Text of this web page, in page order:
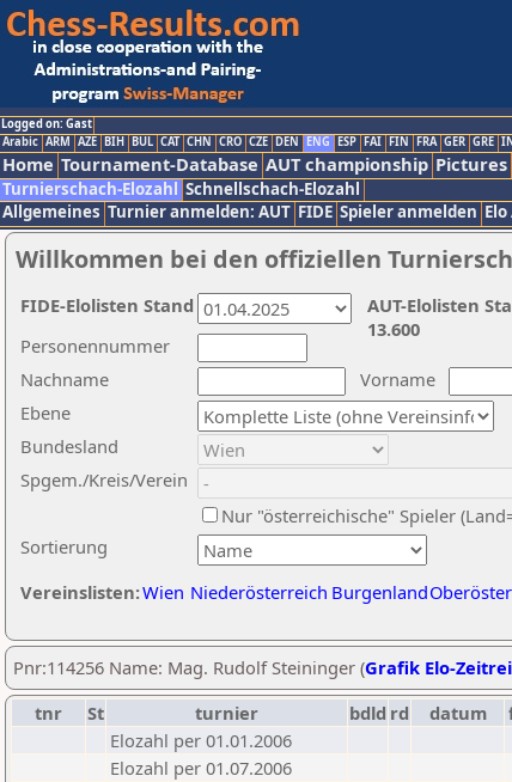
Logged on: Gast
Arabic ARM AZE BIH BUL CAT CHN CRO CZE DEN ENG ESP FAI FIN FRA GER GRE
Home Tournament-Database AUT championship Pictures
Turnierschach-Elozahl Schnellschach-Elozahl
Allgemeines Turnier anmelden: AUT FIDE Spieler anmelden Elo
Willkommen bei den offiziellen
Nachname
Vorname
Ebene
Sortierung
Personennummer
Bundesland
Spgem./Kreis/Verein
Nur "österreichische" Spieler
Vereinslisten:Wien Niederösterreich Burgenland
AUT-Elolisten
13.600
FIDE-Elolisten Stand
Pnr:114256 Name: Mag. Rudolf Steininger (Grafik Elo-
tnr
St turnier bdld rd datum
Elozahl per 01.01.2006
Elozahl per 01.07.2006